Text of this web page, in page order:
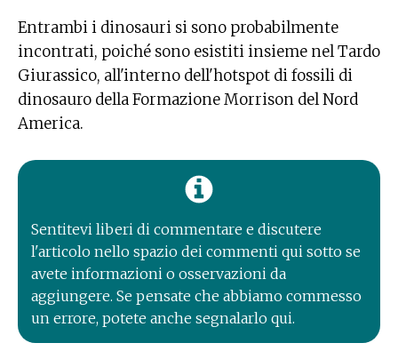
Entrambi i dinosauri si sono probabilmente
incontrati, poiché sono esistiti insieme nel Tardo
Giurassico, all'interno dell'hotspot di fossili di
dinosauro della Formazione Morrison del Nord
America.
Sentitevi liberi di commentare e discutere
l'articolo nello spazio dei commenti qui sotto se
avete informazioni o osservazioni da
aggiungere. Se pensate che abbiamo commesso
un errore, potete anche segnalarlo qui.